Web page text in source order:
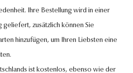
Ihre Bestellung wird in einer
geliefert, zusätzlich können Sie
hinzufügen, um Ihren Liebsten eine
ist kostenlos, ebenso wie der